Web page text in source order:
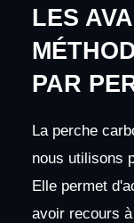
LES
PAR
La perche
nous utilisons
Elle permet
avoir recours